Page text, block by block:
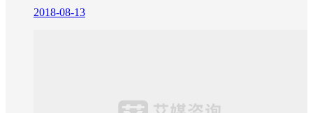
2018-08-13